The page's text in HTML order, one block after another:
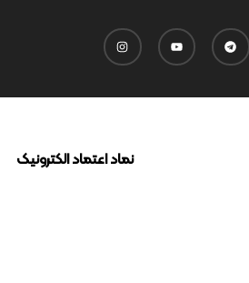
نماد اعتماد الکترونیک